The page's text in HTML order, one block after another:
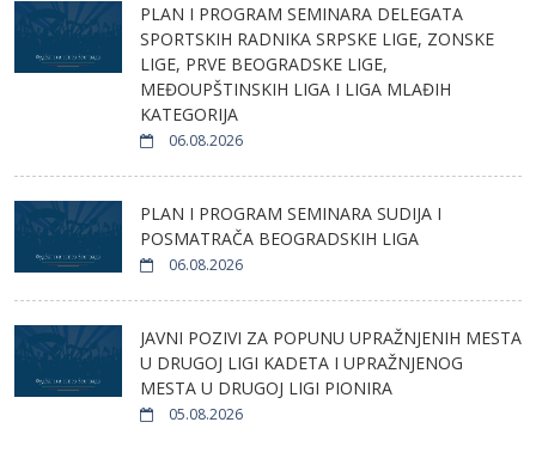
PLAN I PROGRAM SEMINARA DELEGATA
SPORTSKIH RADNIKA SRPSKE LIGE, ZONSKE
LIGE, PRVE BEOGRADSKE LIGE,
MEĐOUPŠTINSKIH LIGA I LIGA MLAĐIH
KATEGORIJA
06.08.2026
PLAN I PROGRAM SEMINARA SUDIJA I
POSMATRAČA BEOGRADSKIH LIGA
06.08.2026
JAVNI POZIVI ZA POPUNU UPRAŽNJENIH MESTA
U DRUGOJ LIGI KADETA I UPRAŽNJENOG
MESTA U DRUGOJ LIGI PIONIRA
05.08.2026